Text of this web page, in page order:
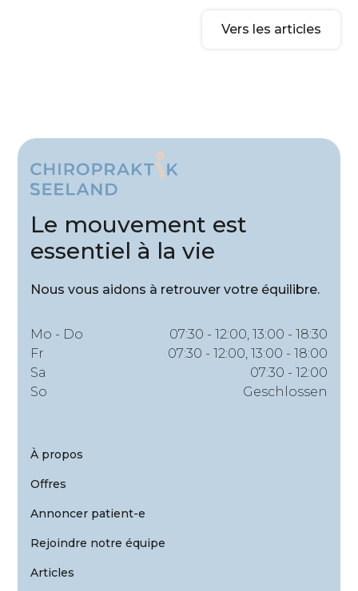
Vers les articles
Le mouvement est
essentiel à la vie
Nous vous aidons à retrouver votre équilibre.
Mo - Do
07:30 - 12:00, 13:00 - 18:30
Fr
07:30 - 12:00, 13:00 - 18:00
Sa
07:30 - 12:00
So
Geschlossen
À propos
Offres
Annoncer patient-e
Rejoindre notre équipe
Articles